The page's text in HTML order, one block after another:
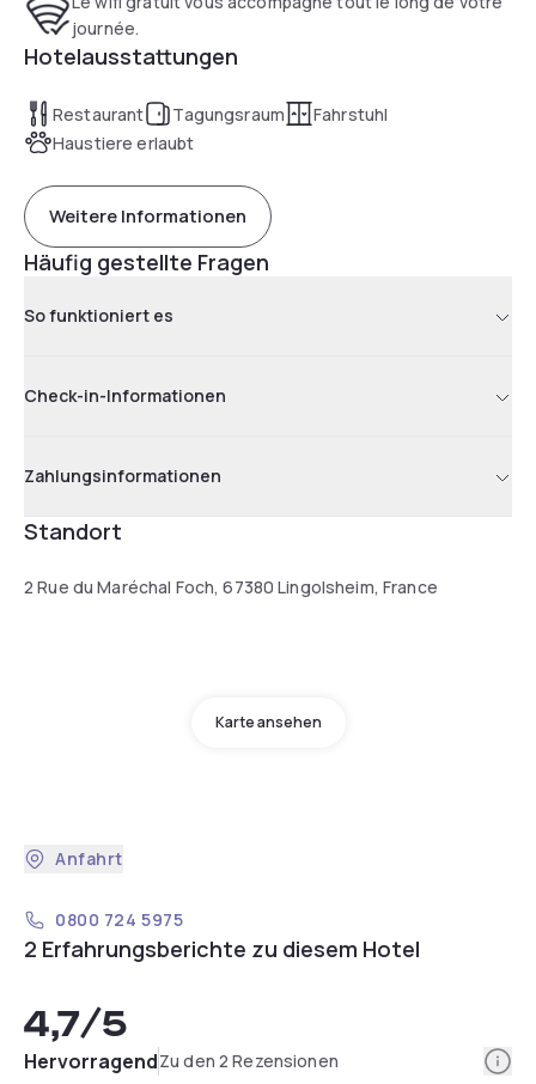
journée.
Hotelausstattungen
Restaurant Tagungsraum
Fahrstuhl
Haustiere erlaubt
Weitere Informationen
Häufig gestellte Fragen
So funktioniert es
Check-in-Informationen
Zahlungsinformationen
Standort
2 Rue du Maréchal Foch, 67380 Lingolsheim, France
Karte ansehen
Anfahrt
0800 724 5975
2 Erfahrungsberichte zu diesem Hotel
4,7/5
HervorragendZu den 2 Rezensionen